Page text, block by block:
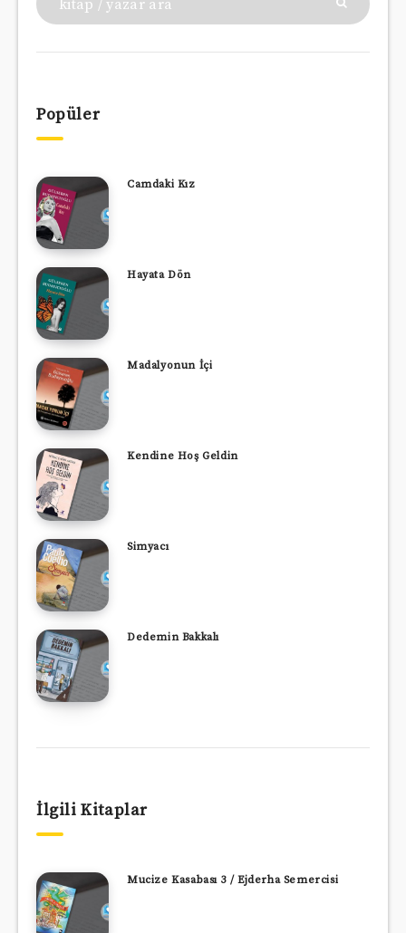
Popüler
Camdaki Kız
Hayata Dön
Madalyonun İçi
Kendine Hoş Geldin
Simyacı
Dedemin Bakkalı
İlgili Kitaplar
Mucize Kasabası 3 / Ejderha Semercisi